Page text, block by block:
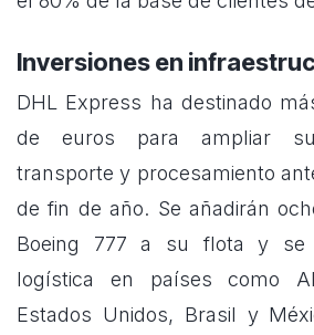
Inversiones en
DHL Express ha destinado
de euros para ampliar
transporte y procesamiento
de fin de año. Se añadirán
Boeing 777 a su flota y se
logística en países como
Estados Unidos, Brasil y